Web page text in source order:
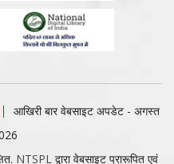
आखिरी बार वेबसाइट अपडेट - अगस्त
NTSPL द्वारा वेबसाइट प्रारूपित एवं